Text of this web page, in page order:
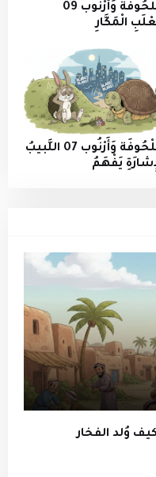
سُلْحُوفَة وَأَرْنُوب 09
الْمَكَّارِ
سُلْحُوفَة وَأَرْنُوب 07 اللَّبيبُ
يَفْهَمُ
وُلد الفخار